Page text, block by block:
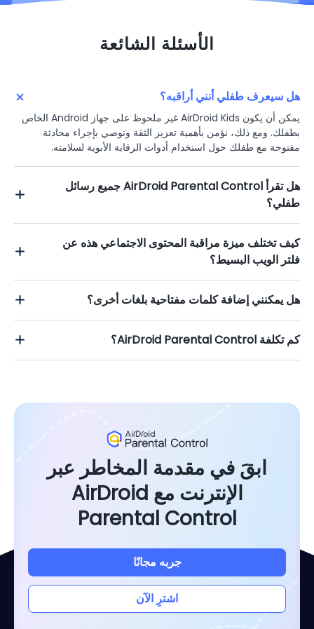
الأسئلة الشائعة
هل سيعرف طفلي أنني أراقبه؟
يمكن أن يكون AirDroid Kids غير ملحوظ على جهاز Android الخاص
بطفلك. ومع ذلك، نؤمن بأهمية تعزيز الثقة ونوصي بإجراء محادثة
مفتوحة مع طفلك حول استخدام أدوات الرقابة الأبوية لسلامته.
هل تقرأ AirDroid Parental Control جميع رسائل
طفلي؟
كيف تختلف ميزة مراقبة المحتوى الاجتماعي هذه عن
فلتر الويب البسيط؟
هل يمكنني إضافة كلمات مفتاحية بلغات أخرى؟
كم تكلفة AirDroid Parental Control؟
ابقَ في مقدمة المخاطر عبر
الإنترنت مع AirDroid
Parental Control
جربه مجانًا
اشترِ الآن